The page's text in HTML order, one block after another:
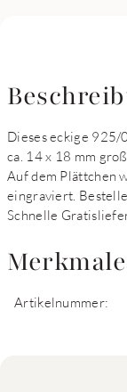
Dieses eckige
ca. 14 x 18 mm
Auf dem Plättchen
eingraviert.
Schnelle
Merkmale
Artikelnummer: